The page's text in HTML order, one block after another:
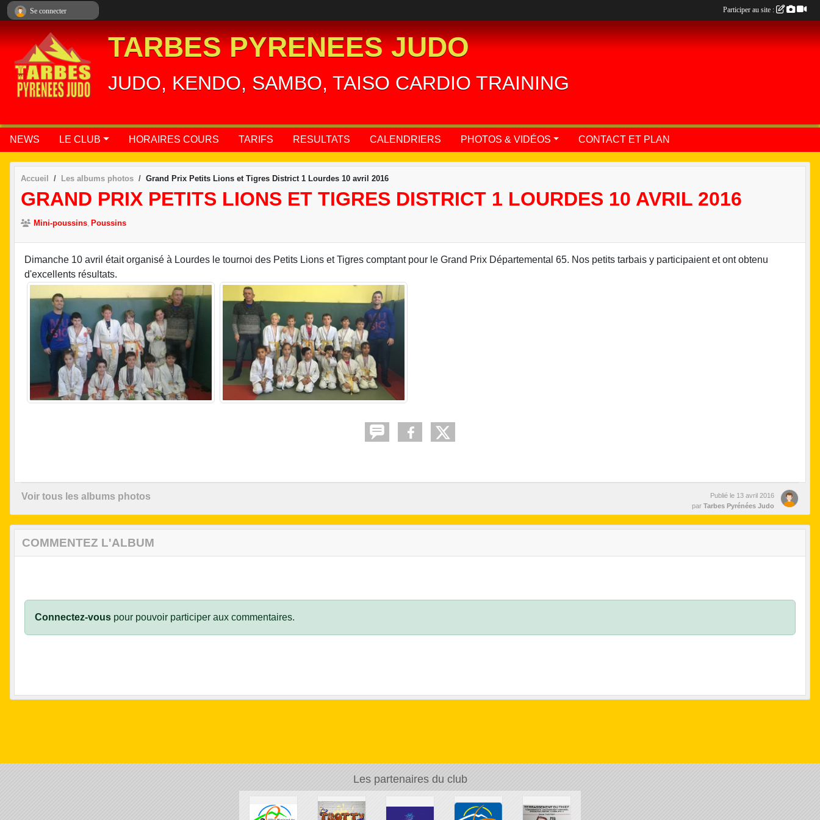
TARBES PYRENEES JUDO
JUDO, KENDO, SAMBO, TAISO CARDIO TRAINING
NEWS LE CLUB HORAIRES COURS TARIFS RESULTATS CALENDRIERS PHOTOS & VIDÉOS CONTACT ET PLAN
Accueil Les albums photos Grand Prix Petits Lions et Tigres District 1 Lourdes 10 avril 2016
GRAND PRIX PETITS LIONS ET TIGRES DISTRICT 1 LOURDES 10 AVRIL 2016
Mini-poussins Poussins
Dimanche 10 avril était organisé à Lourdes le tournoi des Petits Lions et Tigres comptant pour le Grand Prix Départemental 65. Nos petits tarbais y participaient et ont obtenu
d'excellents résultats.
Voir tous les albums photos Publié le 13 avril 2016
par Tarbes Pyrénées Judo
COMMENTEZ L'ALBUM
Connectez-vous pour pouvoir participer aux commentaires.
Les partenaires du club
Se connecter Participer au site :
Panneau de gestion des cookies